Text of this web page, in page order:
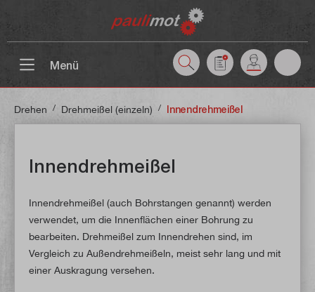
Menü
Drehen / Drehmeißel (einzeln) / Innendrehmeißel
Innendrehmeißel
Innendrehmeißel (auch Bohrstangen genannt) werden
verwendet, um die Innenflächen einer Bohrung zu
bearbeiten. Drehmeißel zum Innendrehen sind, im
Vergleich zu Außendrehmeißeln, meist sehr lang und mit
einer Auskragung versehen.